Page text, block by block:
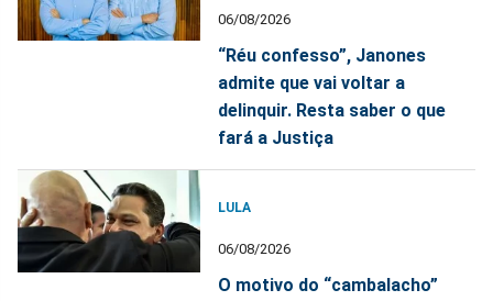
06/08/2026
“Réu confesso”, Janones
admite que vai voltar a
delinquir. Resta saber o que
fará a Justiça
LULA
06/08/2026
O motivo do “cambalacho”